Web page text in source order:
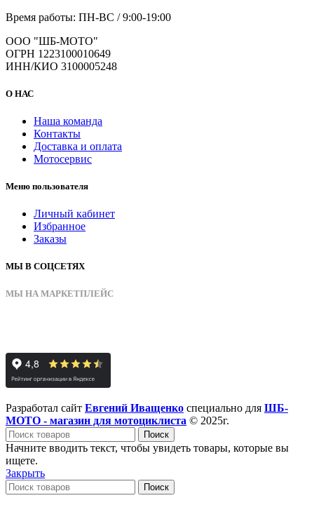
Время работы: ПН-ВС / 9:00-19:00
ООО "ШБ-МОТО"
ОГРН 1223100010649
ИНН/КИО 3100005248
О НАС
Наша команда
Контакты
Доставка и оплата
Мотосервис
Меню пользователя
Личный кабинет
Избранное
Заказы
МЫ В СОЦСЕТЯХ
МЫ НА МАРКЕТПЛЕЙС
Разработал сайт Евгений Иващенко специально для ШБ-
МОТО - магазин для мотоциклиста © 2025г.
Поиск
Начните вводить текст, чтобы увидеть товары, которые вы
ищете.
Закрыть
Поиск